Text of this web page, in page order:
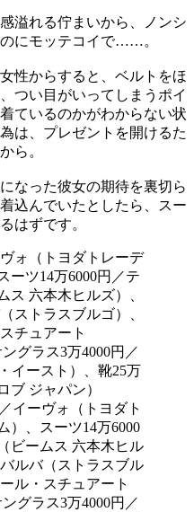
溢れる佇まいから、ノンシ
にモッテコイで……。
性からすると、ベルトをほ
つい目がいってしまうポイ
ているのかがわからない状
は、プレゼントを開けるた
ら。
なった彼女の期待を裏切ら
込んでいたとしたら、スー
はずです。
イーヴォ（トヨダト
）、スーツ14万6000
ビームス 六本木ヒル
ルバ（ストラスブル
ル・スチュアート
グラス3万4000円／